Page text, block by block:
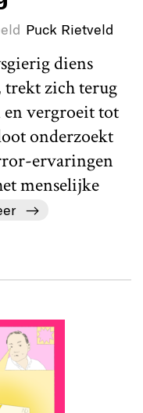
Puck Rietveld
diens
trekt zich terug
vergroeit tot
onderzoekt
ervaringen
menselijke